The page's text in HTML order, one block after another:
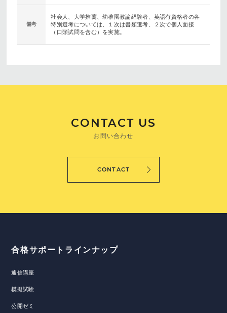
備考
社会人、大学推薦、幼稚園教諭経験者、英語有資格者の各
特別選考については、１次は書類選考、２次で個人面接
（口頭試問を含む）を実施。
CONTACT US
お問い合わせ
CONTACT
合格サポートラインナップ
通信講座
模擬試験
公開ゼミ